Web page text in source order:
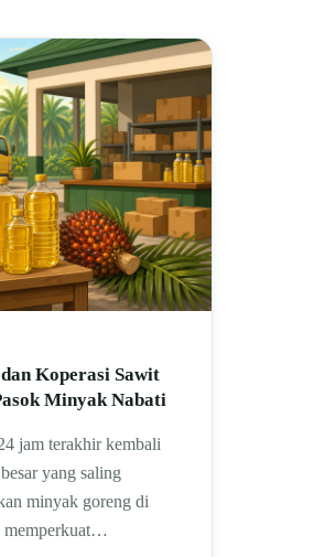
Koperasi Sawit
Minyak Nabati
jam terakhir kembali
yang saling
minyak goreng di
memperkuat…